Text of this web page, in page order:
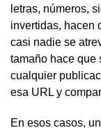
letras, números,
invertidas, hacen
casi nadie se
tamaño hace que
cualquier
esa URL y
En esos casos,